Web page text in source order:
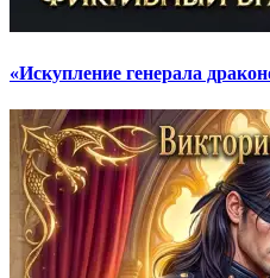
«Искупление генерала